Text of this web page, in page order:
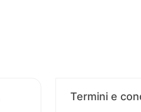
Termini e